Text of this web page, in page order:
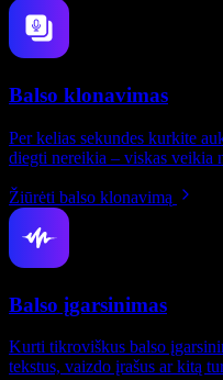
Balso klonavimas
Per kelias sekundes kurkite
diegti nereikia – viskas veikia
Žiūrėti balso klonavimą
Balso įgarsinimas
Kurti tikroviškus balso
tekstus, vaizdo įrašus ar kitą